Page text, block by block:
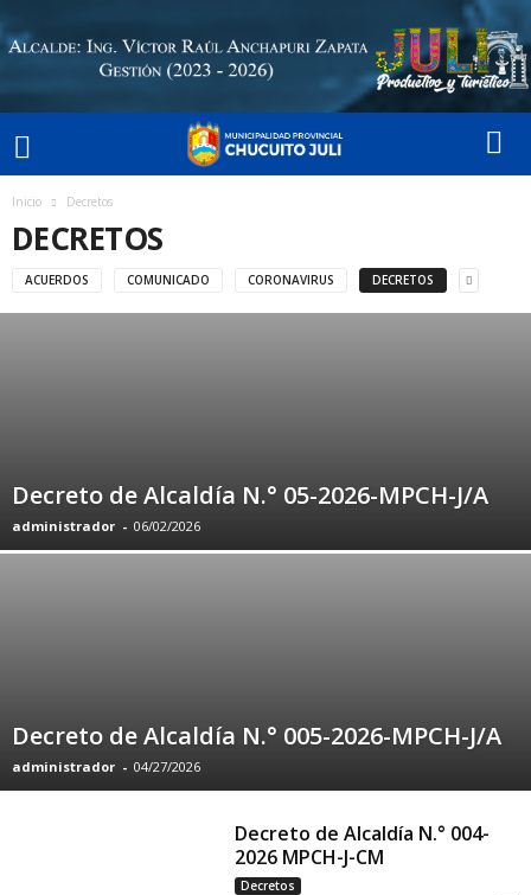
Inicio Decretos
DECRETOS
ACUERDOS COMUNICADO CORONAVIRUS DECRETOS
Decreto de Alcaldía N.° 05-2026-MPCH-J/A
administrador - 06/02/2026
Decreto de Alcaldía N.° 005-2026-MPCH-J/A
administrador - 04/27/2026
Decreto de Alcaldía N.° 004-
2026 MPCH-J-CM
Decretos